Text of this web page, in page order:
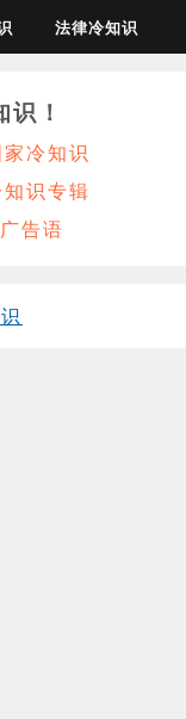
法律冷知识
！
家冷知识
识专辑
广告语